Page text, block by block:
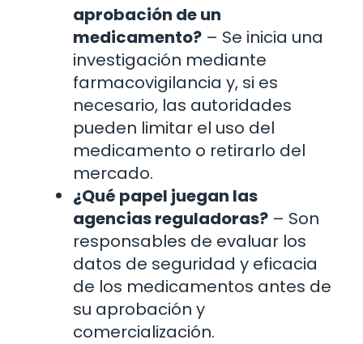
aprobación de un
medicamento? – Se inicia una
investigación mediante
farmacovigilancia y, si es
necesario, las autoridades
pueden limitar el uso del
medicamento o retirarlo del
mercado.
¿Qué papel juegan las
agencias reguladoras? – Son
responsables de evaluar los
datos de seguridad y eficacia
de los medicamentos antes de
su aprobación y
comercialización.